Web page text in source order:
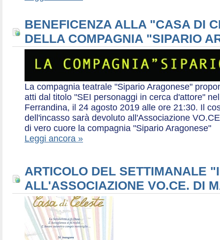
BENEFICENZA ALLA "CASA DI
DELLA COMPAGNIA "SIPARIO
La compagnia teatrale "Sipario Aragonese"
atti dal titolo "SEI personaggi in cerca d'attore"
Ferrandina, il 24 agosto 2019 alle ore 21:30. Il
dell'incasso sarà devoluto all'Associazione
di vero cuore la compagnia "Sipario Aragonese"
Leggi ancora »
ARTICOLO DEL SETTIMANALE
ALL'ASSOCIAZIONE VO.CE. DI